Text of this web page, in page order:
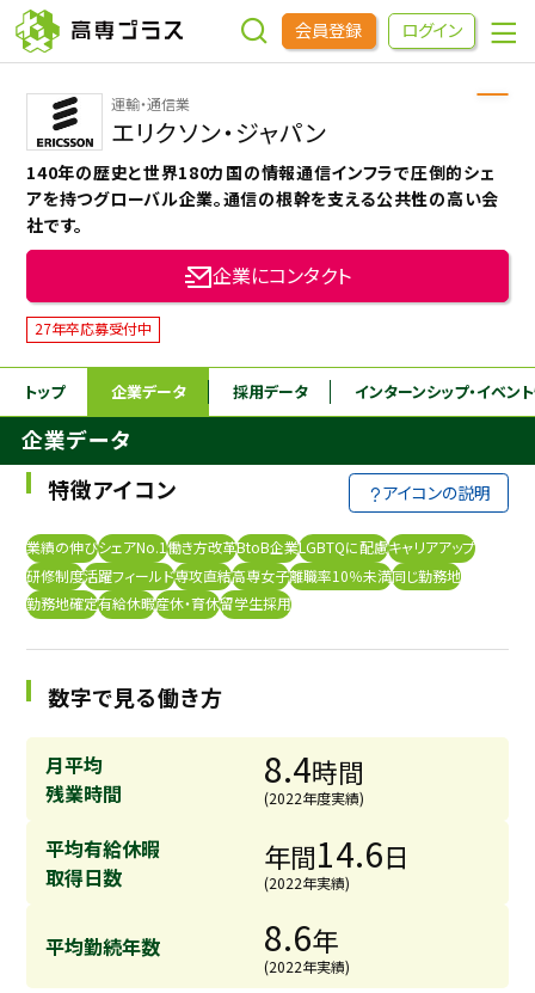
会員登録 ログイン
企業をさがす
進学先をさがす
インターンシップ・イベントをさがす
高専OBOGをさがす
高専プラスセミナー
高専生コミュニティ
本科5年生・専攻科2年生向け 採用継続中の企業特集
運輸・通信業
エリクソン・ジャパン
140年の歴史と世界180カ国の情報通信インフラで圧倒的シェ
アを持つグローバル企業。通信の根幹を支える公共性の高い会
社です。
企業にコンタクト
27年卒応募受付中
トップ 企業データ 採用データ インターンシップ・イベン
企業データ
特徴アイコン
アイコンの説明
業績の伸びシェアNo.1働き方改革BtoB企業LGBTQに配慮キャリアアップ
研修制度活躍フィールド専攻直結高専女子離職率10％未満同じ勤務地
勤務地確定有給休暇産休・育休留学生採用
数字で見る働き方
月平均
残業時間
8.4時間
(2022年度実績)
平均有給休暇
取得日数
年間14.6日
(2022年実績)
平均勤続年数 8.6年
(2022年実績)